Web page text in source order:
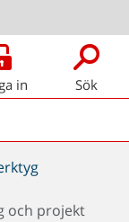
in Sök
och projekt